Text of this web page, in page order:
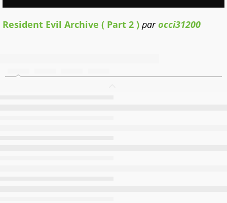
Resident Evil Archive ( Part 2 ) parocci31200